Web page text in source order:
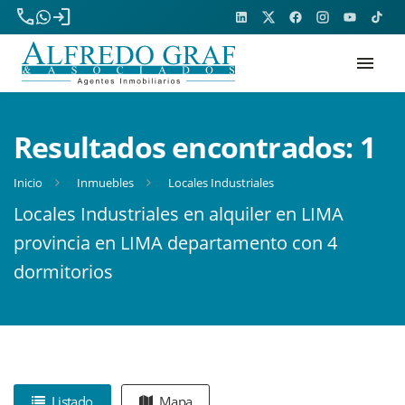
phone
login
menu
Resultados encontrados: 1
Inicio Inmuebles Locales Industriales
Locales Industriales en alquiler en LIMA
provincia en LIMA departamento con 4
dormitorios
Listado Mapa